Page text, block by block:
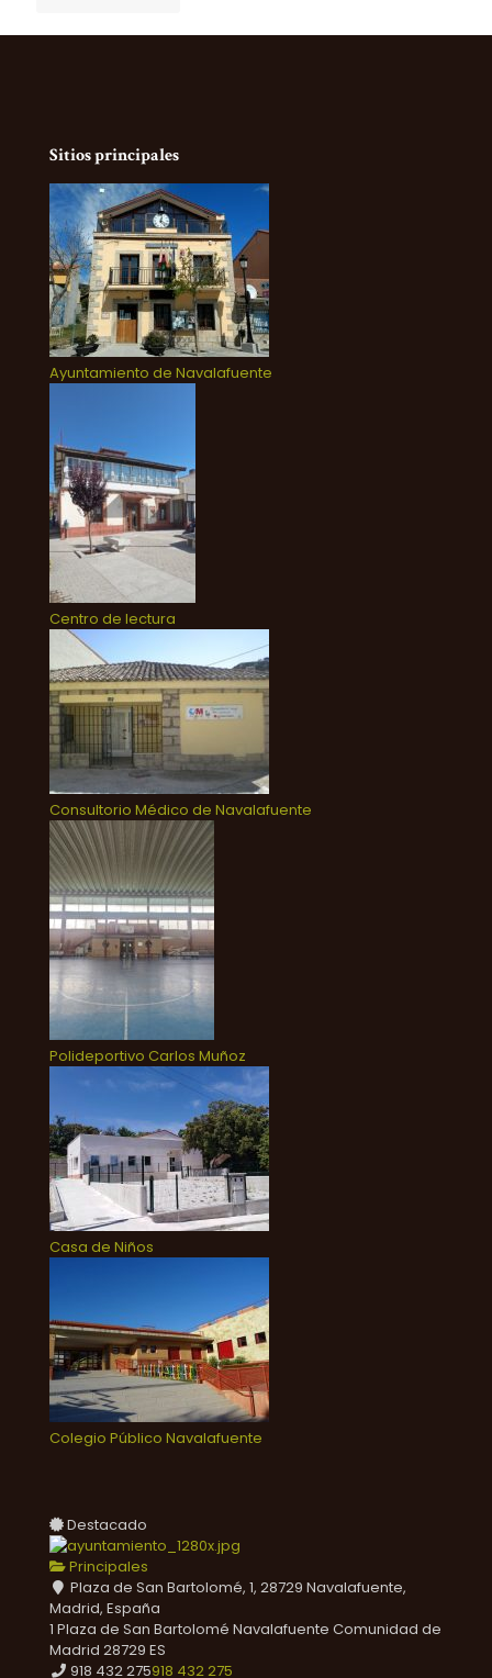
Sitios principales
Ayuntamiento de Navalafuente
Centro de lectura
Consultorio Médico de Navalafuente
Polideportivo Carlos Muñoz
Casa de Niños
Colegio Público Navalafuente
Destacado
Principales
Plaza de San Bartolomé, 1, 28729 Navalafuente,
Madrid, España
1 Plaza de San Bartolomé Navalafuente Comunidad de
Madrid 28729 ES
918 432 275918 432 275